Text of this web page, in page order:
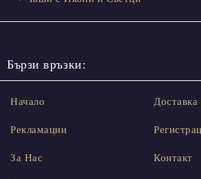
Бързи връзки:
Начало
Рекламации
За Нас Контакт